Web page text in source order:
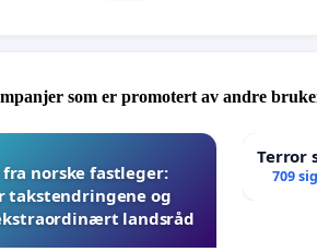
som er promotert av andre
norske fastleger:
takstendringene og
landsråd
Terror
709